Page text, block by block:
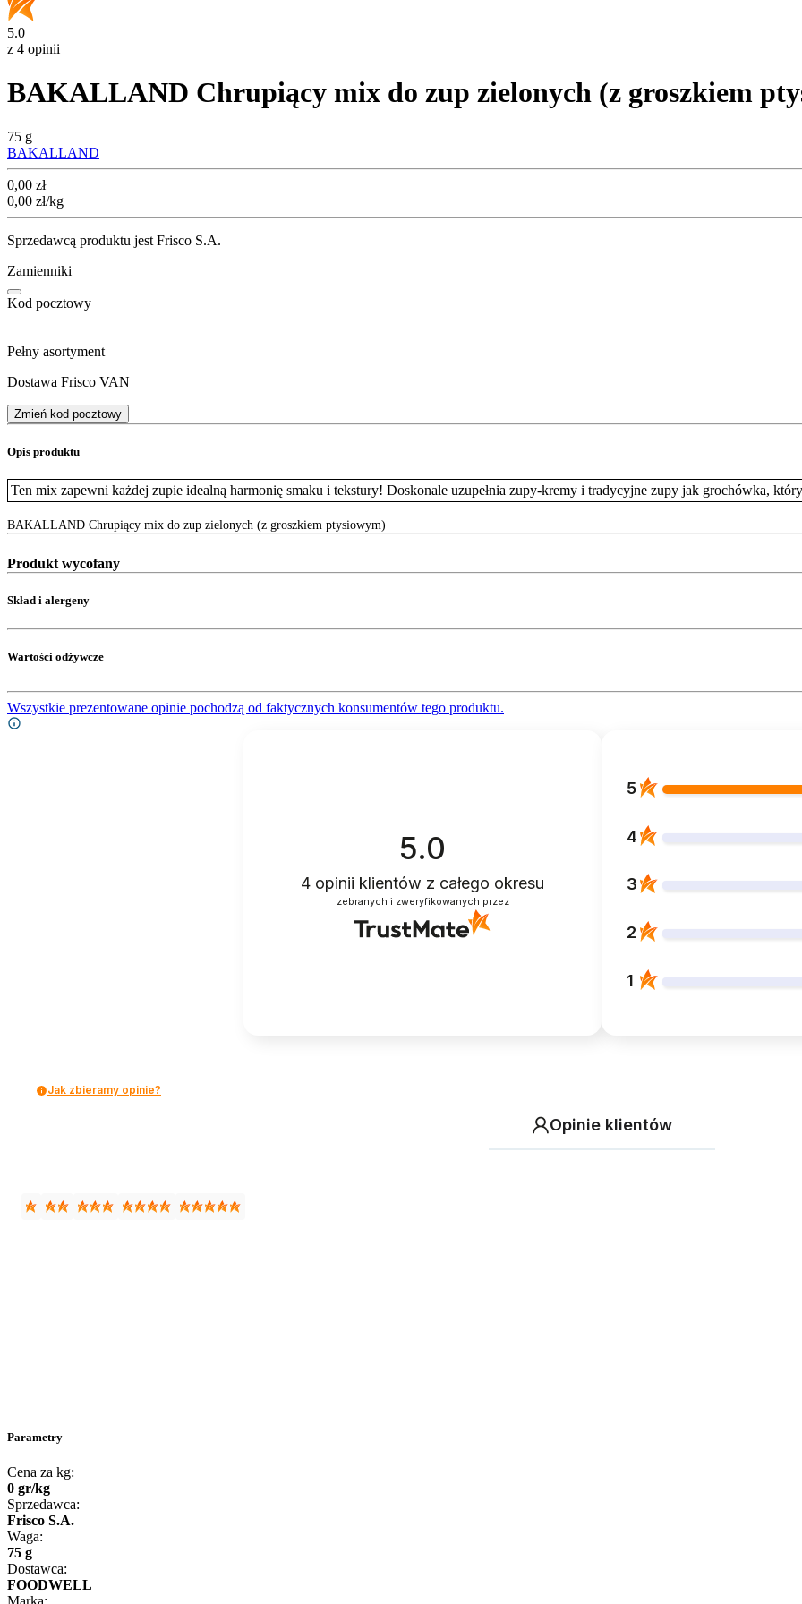
5.0
z 4 opinii
BAKALLAND Chrupiący mix do zup zielonych (z groszkiem
75 g
BAKALLAND
Cena
0,00 zł
0,00 zł/kg
Sprzedawcą produktu jest Frisco S.A.
Zamienniki
Kod pocztowy
Pełny asortyment
Dostawa Frisco VAN
Zmień kod pocztowy
Opis produktu
Ten mix zapewni każdej zupie idealną harmonię smaku i tekstury! Doskonale uzupełnia zupy-kremy i tradycyjne zupy jak grochówka,
BAKALLAND Chrupiący mix do zup zielonych (z groszkiem ptysiowym)
Produkt wycofany
Skład i alergeny
Wartości odżywcze
Wszystkie prezentowane opinie pochodzą od faktycznych konsumentów tego produktu.
5.0
4 opinii klientów z całego okresu
zebranych i zweryfikowanych przez
5
4
3
2
1
Jak zbieramy opinie?
Opinie klientów
Parametry
Cena za kg:
0 gr/kg
Sprzedawca:
Frisco S.A.
Waga:
75 g
Dostawca:
FOODWELL